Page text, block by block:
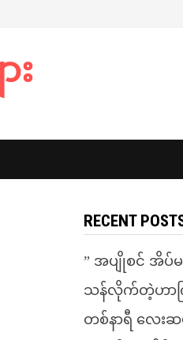
း
RECENT
” အပျိုစင် အိပ်
သန်လိုက်တဲ့ဟာက
တစ်နာရီ လေး